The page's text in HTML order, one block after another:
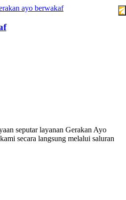
seputar layanan Gerakan Ayo
secara langsung melalui saluran